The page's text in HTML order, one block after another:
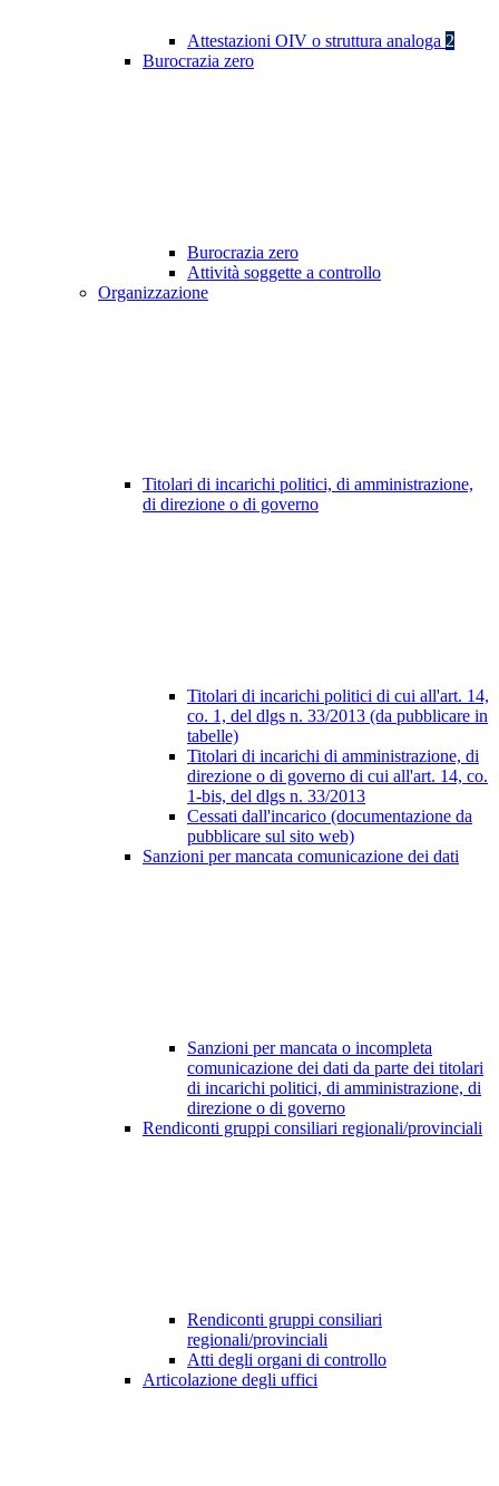
Attestazioni OIV o struttura analoga 2
Burocrazia zero
Burocrazia zero
Attività soggette a controllo
Organizzazione
Titolari di incarichi politici, di amministrazione,
di direzione o di governo
Titolari di incarichi politici di cui all'art. 14,
co. 1, del dlgs n. 33/2013 (da pubblicare in
tabelle)
Titolari di incarichi di amministrazione, di
direzione o di governo di cui all'art. 14, co.
1-bis, del dlgs n. 33/2013
Cessati dall'incarico (documentazione da
pubblicare sul sito web)
Sanzioni per mancata comunicazione dei dati
Sanzioni per mancata o incompleta
comunicazione dei dati da parte dei titolari
di incarichi politici, di amministrazione, di
direzione o di governo
Rendiconti gruppi consiliari regionali/provinciali
Rendiconti gruppi consiliari
regionali/provinciali
Atti degli organi di controllo
Articolazione degli uffici